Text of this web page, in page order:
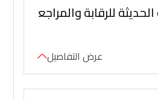
الحديثة للرقابة والمراجعة
عرض التفاصيل